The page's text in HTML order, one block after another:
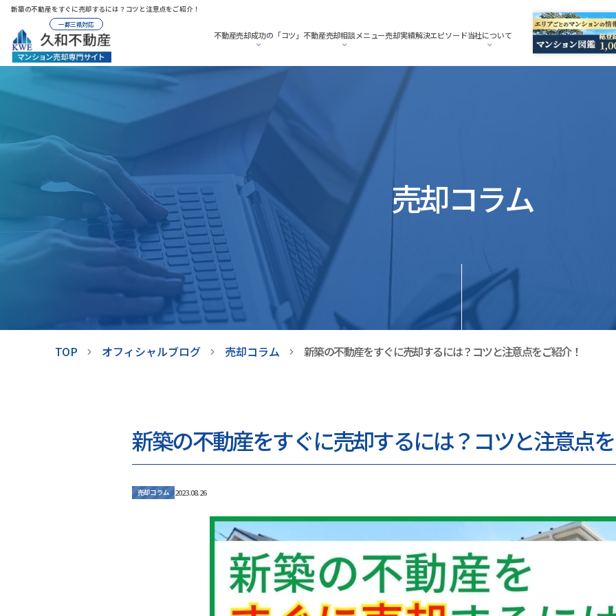
新築の不動産をすぐに売却するには？コツと注意点をご紹介！
一都三県対応
不動産売却成功の「コツ」 不動産売却相談メニュー売却実績解決エピソード当社について
売却コラム
TOP オフィシャルブログ 売却コラム 新築の不動産をすぐに売却するには？コツと注意点をご紹介！
新築の不動産をすぐに売却するには？コツと注意点
売却コラム 2023.08.26